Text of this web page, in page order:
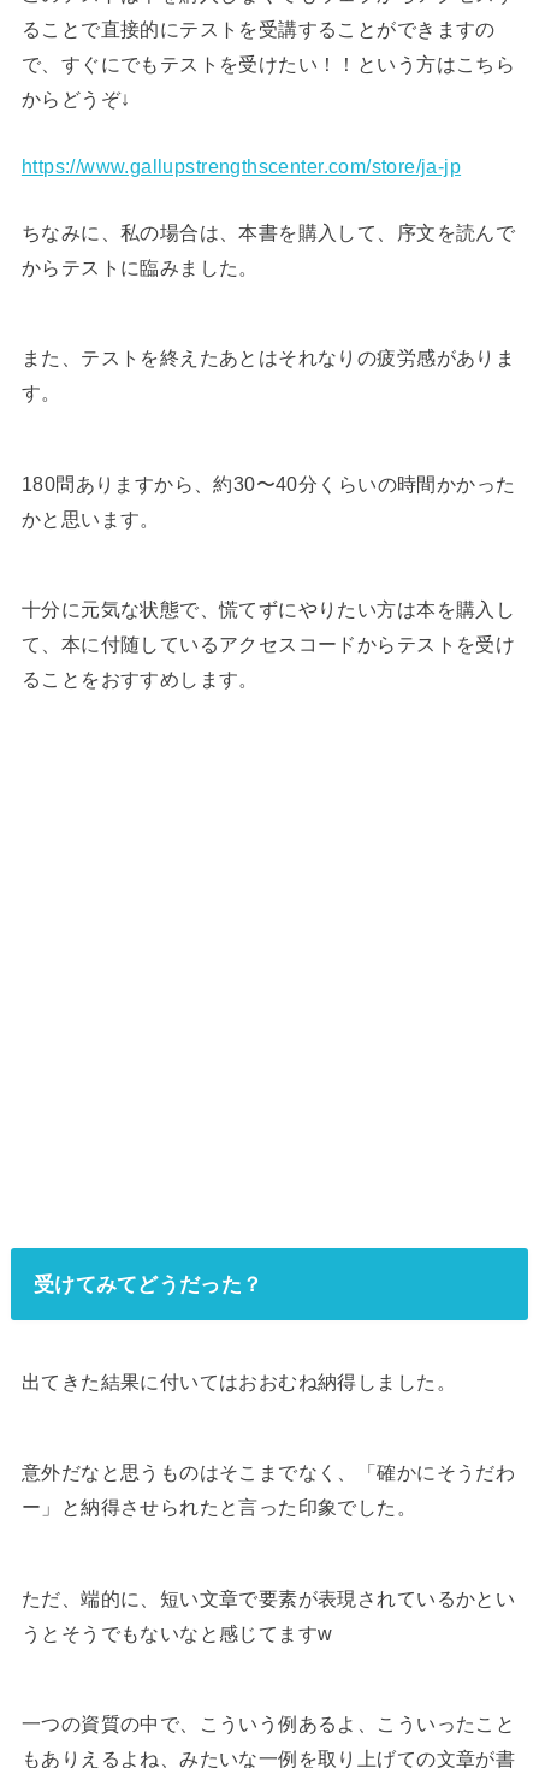
ることで直接的にテストを受講することができますの
で、すぐにでもテストを受けたい！！という方はこちら
からどうぞ↓
https://www.gallupstrengthscenter.com/store/ja-jp
ちなみに、私の場合は、本書を購入して、序文を読んで
からテストに臨みました。
また、テストを終えたあとはそれなりの疲労感がありま
す。
180問ありますから、約30〜40分くらいの時間かかった
かと思います。
十分に元気な状態で、慌てずにやりたい方は本を購入し
て、本に付随しているアクセスコードからテストを受け
ることをおすすめします。
受けてみてどうだった？
出てきた結果に付いてはおおむね納得しました。
意外だなと思うものはそこまでなく、「確かにそうだわ
ー」と納得させられたと言った印象でした。
ただ、端的に、短い文章で要素が表現されているかとい
うとそうでもないなと感じてますw
一つの資質の中で、こういう例あるよ、こういったこと
もありえるよね、みたいな一例を取り上げての文章が書